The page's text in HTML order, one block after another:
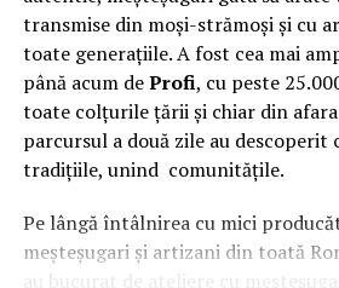
Fisuri sau tăieturi pe
vizibile, cum ar fi fisurile sau
pot afecta integritatea
duce la probleme serioase
observi astfel de semne, este
înlocuiești imediat anvelopele.
Deformări sau umflături:
sau deformări pe suprafața
centrale fotovoltaice mobile,
alimentarea unui echipament electric de
și a sculelor auxiliare de șantier.
Specificații tehnice principale:
Sistem de stocare:52
transmise din moși-strămoși și cu
toate generațiile. A fost cea mai
până acum deProfi, cu peste
toate colțurile țării și chiar din
parcursul a două zile au
tradițiile, unind comunitățile.
Pe lângă întâlnirea cu mici
meșteșugari și artizani din toată
au bucurat de ateliere cu